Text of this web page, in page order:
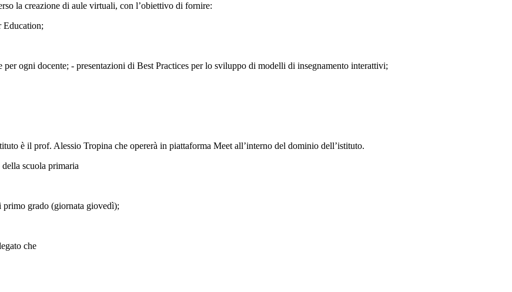
la creazione di aule virtuali, con l’obiettivo di fornire:
Education;
ogni docente; - presentazioni di Best Practices per lo sviluppo di modelli di insegnamento interattivi;
è il prof. Alessio Tropina che opererà in piattaforma Meet all’interno del dominio dell’istituto.
scuola primaria
primo grado (giornata giovedì);
che